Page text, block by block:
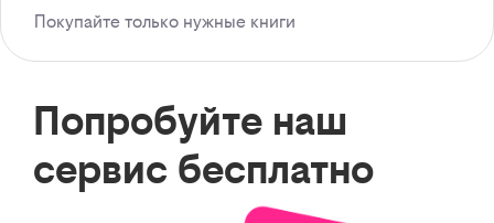
Покупайте только нужные книги
Попробуйте наш
сервис бесплатно